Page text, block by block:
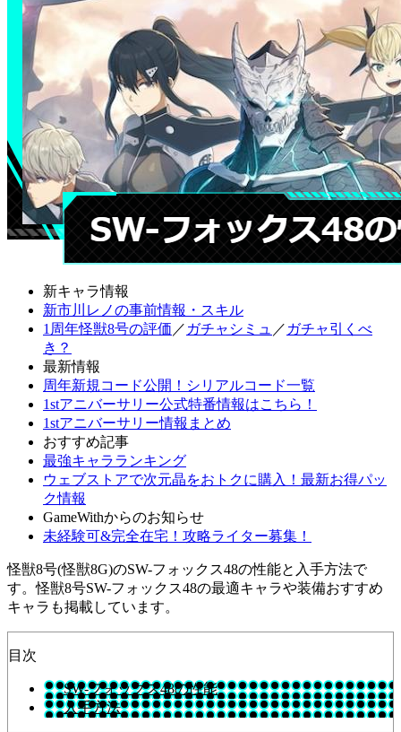
新キャラ情報
新市川レノの事前情報・スキル
1周年怪獣8号の評価 ／ ガチャシミュ ／ ガチャ引くべ
き？
最新情報
周年新規コード公開！シリアルコード一覧
1stアニバーサリー公式特番情報はこちら！
1stアニバーサリー情報まとめ
おすすめ記事
最強キャラランキング
ウェブストアで次元晶をおトクに購入！最新お得パッ
ク情報
GameWithからのお知らせ
未経験可&完全在宅！攻略ライター募集！
怪獣8号(怪獣8G)のSW-フォックス48の性能と入手方法で
す。怪獣8号SW-フォックス48の最適キャラや装備おすすめ
キャラも掲載しています。
目次
SW-フォックス48の性能
入手方法